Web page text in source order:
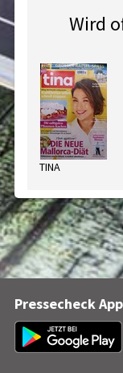
Wird
TINA
Pressecheck App